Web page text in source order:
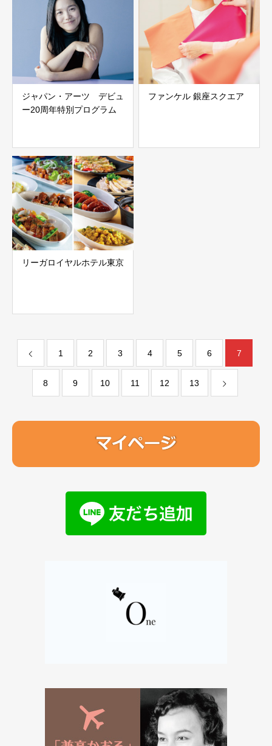
ジャパン・アーツ デビュ
ー20周年特別プログラム
ファンケル 銀座スクエア
リーガロイヤルホテル東京
1 2 3 4 5 6 7
8 9 10 11 12 13